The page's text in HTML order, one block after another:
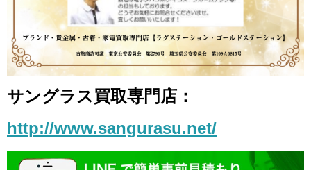
サングラス買取専門店：
http://www.sangurasu.net/